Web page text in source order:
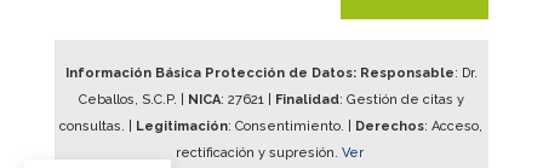
Información Básica Protección de Datos: Responsable: Dr.
Ceballos, S.C.P. |
NICA: 27621| Finalidad: Gestión de citas y
consultas. |
Legitimación: Consentimiento. | Derechos: Acceso,
rectificación y supresión. Ver